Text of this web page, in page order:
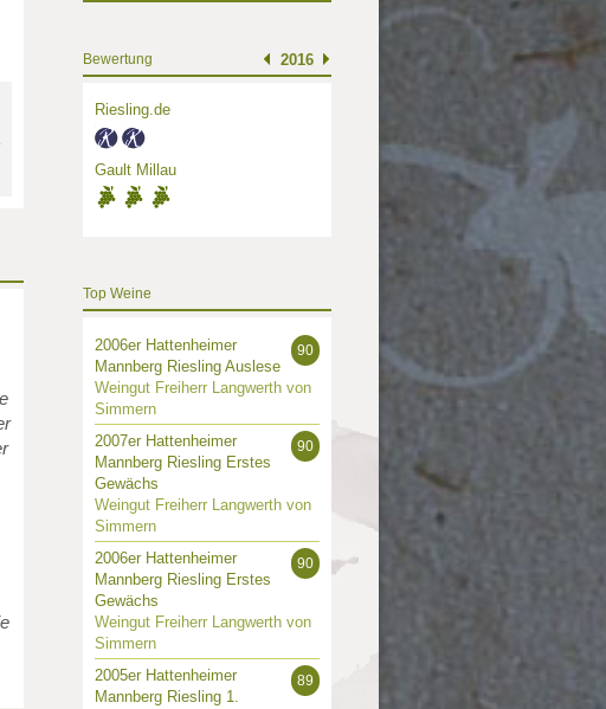
Bewertung 2016
Riesling.de
Gault Millau
Top Weine
90
2006er Hattenheimer
Mannberg Riesling Auslese
Weingut Freiherr Langwerth von
Simmern
90
2007er Hattenheimer
Mannberg Riesling Erstes
Gewächs
Weingut Freiherr Langwerth von
Simmern
90
2006er Hattenheimer
Mannberg Riesling Erstes
Gewächs
Weingut Freiherr Langwerth von
Simmern
89
2005er Hattenheimer
Mannberg Riesling 1.